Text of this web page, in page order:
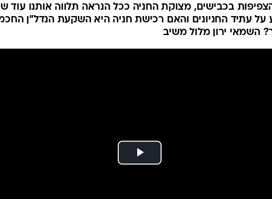
בכבישים, מצוקת החניה ככל הנראה תלווה אותנו עוד
על עתיד החניונים והאם רכישת חניה היא השקעת הנדל"ן
השמאי ירון מלול משיב